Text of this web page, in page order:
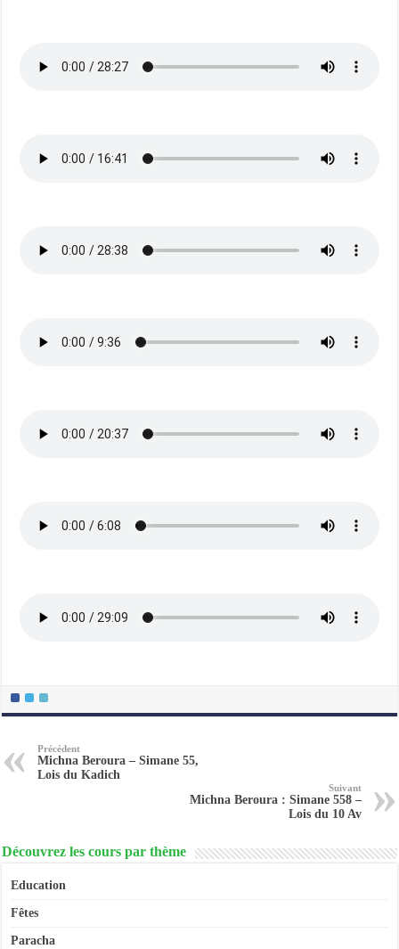
Précédent
Michna Beroura – Simane 55,
Lois du Kadich
Suivant
Michna Beroura : Simane 558 –
Lois du 10 Av
Découvrez les cours par thème
Education
Fêtes
Paracha